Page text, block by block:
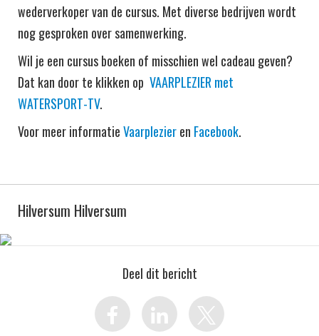
wederverkoper van de cursus. Met diverse bedrijven wordt
nog gesproken over samenwerking.
Wil je een cursus boeken of misschien wel cadeau geven?
Dat kan door te klikken op VAARPLEZIER met
WATERSPORT-TV.
Voor meer informatieVaarplezieren Facebook.
Hilversum Hilversum
Deel dit bericht